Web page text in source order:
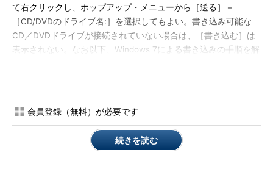
て右クリックし、ポップアップ・メニューから［送る］－
［CD/DVDのドライブ名:］を選択してもよい。書き込み可能な
CD／DVDドライブが接続されていない場合は、［書き込む］は
表示されない。なお以下、Windows 7による書き込みの手順を解
会員登録（無料）が必要です
続きを読む